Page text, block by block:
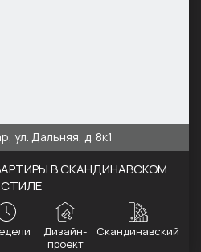
В СКАНДИНАВСКОМ
СТИЛЕ
ул. Дальняя, д. 8к1
Дизайн-
проект
Скандинавский